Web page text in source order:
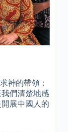
神的帶領：
們清楚地感
展中國人的